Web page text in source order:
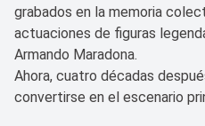
grabados en la memoria
actuaciones de figuras
Armando Maradona.
Ahora, cuatro décadas
convertirse en el escenario